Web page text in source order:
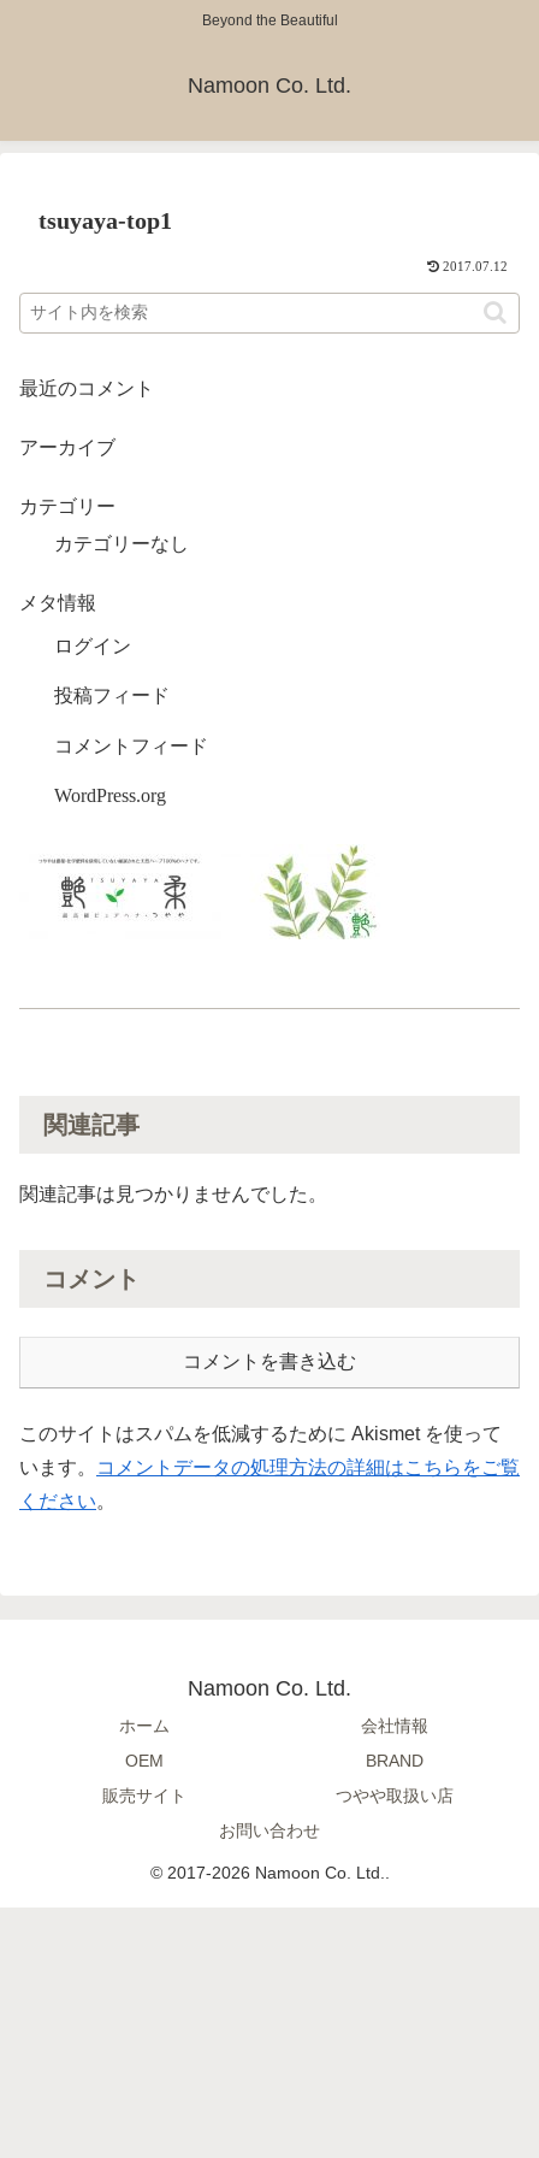
Beyond the Beautiful
Namoon Co. Ltd.
tsuyaya-top1
2017.07.12
最近のコメント
アーカイブ
カテゴリー
カテゴリーなし
メタ情報
ログイン
投稿フィード
コメントフィード
WordPress.org
関連記事
関連記事は見つかりませんでした。
コメント
コメントを書き込む
このサイトはスパムを低減するために Akismet を使って
います。
コメントデータの処理方法の詳細はこちらをご覧
ください。
Namoon Co. Ltd.
ホーム
会社情報
OEM
BRAND
販売サイト
つやや取扱い店
お問い合わせ
© 2017-2026 Namoon Co. Ltd..